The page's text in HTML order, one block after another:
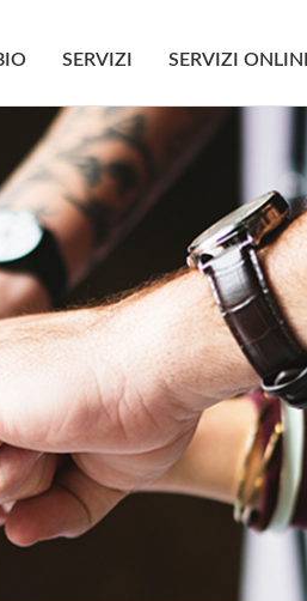
SERVIZI SERVIZI